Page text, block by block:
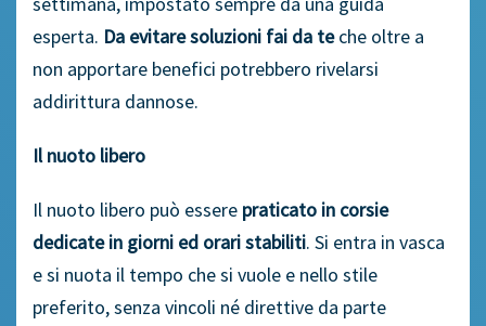
esperta. Da evitare soluzioni fai da teche oltre a
non apportare benefici potrebbero rivelarsi
addirittura dannose.
Il nuoto libero
Il nuoto libero può essere praticato in corsie
dedicate in giorni ed orari stabiliti. Si entra in vasca
e si nuota il tempo che si vuole e nello stile
preferito, senza vincoli né direttive da parte